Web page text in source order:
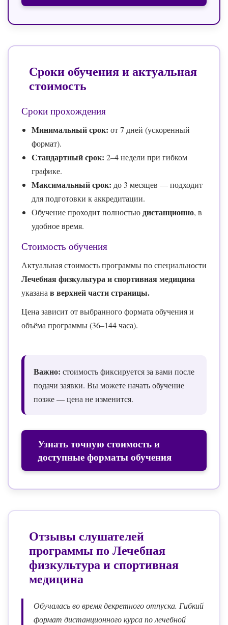
Сроки обучения и актуальная
стоимость
Сроки прохождения
Минимальный срок: от 7 дней (ускоренный
формат).
Стандартный срок: 2–4 недели при гибком
графике.
Максимальный срок: до 3 месяцев — подходит
для подготовки к аккредитации.
Обучение проходит полностьюдистанционно, в
удобное время.
Стоимость обучения
Актуальная стоимость программы по специальности
Лечебная физкультура и спортивная медицина
указана в верхней части страницы.
Цена зависит от выбранного формата обучения и
объёма программы (36–144 часа).
Важно: стоимость фиксируется за вами после
подачи заявки. Вы можете начать обучение
позже — цена не изменится.
Узнать точную стоимость и
доступные форматы обучения
Отзывы слушателей
программы по Лечебная
физкультура и спортивная
медицина
Обучалась во время декретного отпуска. Гибкий
формат дистанционного курса по лечебной